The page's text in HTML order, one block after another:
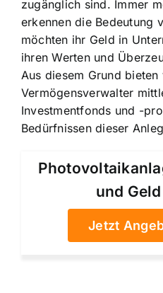
zugänglich sind. Immer
erkennen die Bedeutung
möchten ihr Geld in
ihren Werten und
Aus diesem Grund
Vermögensverwalter
Investmentfonds und -
Bedürfnissen dieser
und
Jetzt